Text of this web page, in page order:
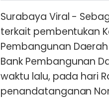
Surabaya Viral -
terkait pembentukan
Pembangunan
Bank Pembangunan
waktu lalu, pada hari
penandatanganan